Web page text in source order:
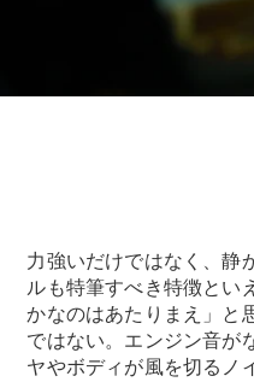
All Coupé
4-Door-
Coupé
New 電気
試乗リクエ
力強いだけではなく、静
ルも特筆すべき特徴とい
かなのはあたりまえ」と
ではない。エンジン音が
ヤやボディが風を切るノ